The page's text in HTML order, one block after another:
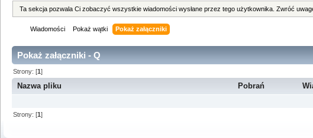
Ta sekcja pozwala Ci zobaczyć wszystkie wiadomości wysłane przez tego użytkownika. Zwróć
Wiadomości Pokaż wątki Pokaż załączniki
Pokaż załączniki - Q
Strony: [1]
Nazwa pliku Pobrań
Strony: [1]